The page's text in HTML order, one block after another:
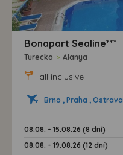
Bonapart Sealine***
Turecko > Alanya
all inclusive
Brno , Praha , Ostrava
08.08. - 15.08.26 (8 dní)
08.08. - 19.08.26 (12 dní)